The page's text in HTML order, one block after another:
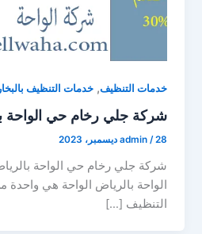
خدمات التنظيف,خدمات التنظيف بالبخار
شركة جلي رخام حي الواحة
admin /28 ديسمبر، 2023
شركة جلي رخام حي الواحة
الواحة بالرياض الواحة هي
التنظيف […]